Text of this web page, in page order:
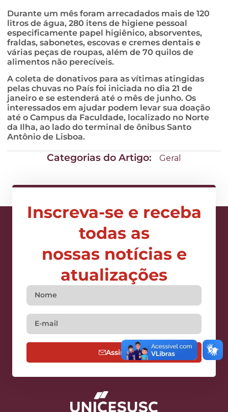
Durante um mês foram arrecadados mais de 120
litros de água, 280 itens de higiene pessoal
especificamente papel higiênico, absorventes,
fraldas, sabonetes, escovas e cremes dentais e
várias peças de roupas, além de 70 quilos de
alimentos não perecíveis.
A coleta de donativos para as vítimas atingidas
pelas chuvas no País foi iniciada no dia 21 de
janeiro e se estenderá até o mês de junho. Os
interessados em ajudar podem levar sua doação
até o Campus da Faculdade, localizado no Norte
da Ilha, ao lado do terminal de ônibus Santo
Antônio de Lisboa.
Categorias do Artigo: Geral
Inscreva-se e receba
todas as
nossas notícias e
atualizações
Assine